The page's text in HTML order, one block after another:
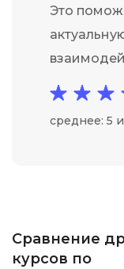
Это
среднее: 5
Сравнение
курсов по